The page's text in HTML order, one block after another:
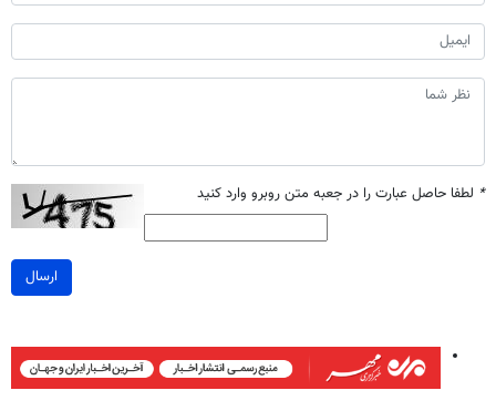
* لطفا حاصل عبارت را در جعبه متن روبرو وارد کنید
ارسال